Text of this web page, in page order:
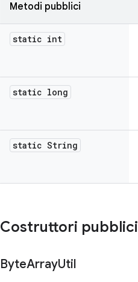
Metodi pubblici
static int
static long
static String
Costruttori pubblici
ByteArrayUtil